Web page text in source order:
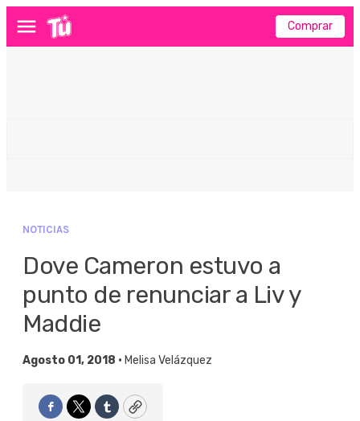
Menú Comprar
NOTICIAS
Dove Cameron estuvo a
punto de renunciar a Liv y
Maddie
Agosto 01, 2018 • Melisa Velázquez
Facebook
TwitterTumblrCopy